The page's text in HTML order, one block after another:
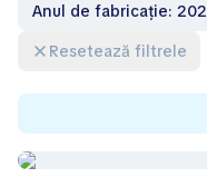
Anul de fabricație:
Resetează filtrele